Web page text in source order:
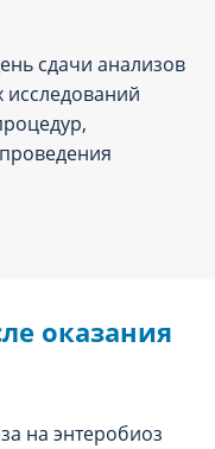
сдачи анализов
исследований
оказания
на энтеробиоз